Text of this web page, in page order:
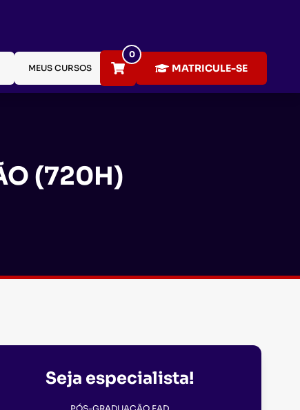
MEUS CURSOS
0
MATRICULE-SE
(720H)
Seja especialista!